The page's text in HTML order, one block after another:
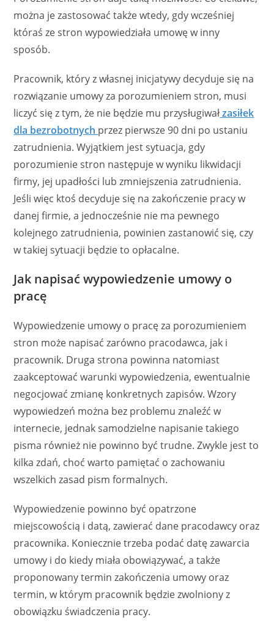
można je zastosować także wtedy, gdy wcześniej
któraś ze stron wypowiedziała umowę w inny
sposób.
Pracownik, który z własnej inicjatywy decyduje się na
rozwiązanie umowy za porozumieniem stron, musi
liczyć się z tym, że nie będzie mu przysługiwałzasiłek
dla bezrobotnych przez pierwsze 90 dni po ustaniu
zatrudnienia. Wyjątkiem jest sytuacja, gdy
porozumienie stron następuje w wyniku likwidacji
firmy, jej upadłości lub zmniejszenia zatrudnienia.
Jeśli więc ktoś decyduje się na zakończenie pracy w
danej firmie, a jednocześnie nie ma pewnego
kolejnego zatrudnienia, powinien zastanowić się, czy
w takiej sytuacji będzie to opłacalne.
Jak napisać wypowiedzenie umowy o
pracę
Wypowiedzenie umowy o pracę za porozumieniem
stron może napisać zarówno pracodawca, jak i
pracownik. Druga strona powinna natomiast
zaakceptować warunki wypowiedzenia, ewentualnie
negocjować zmianę konkretnych zapisów. Wzory
wypowiedzeń można bez problemu znaleźć w
internecie, jednak samodzielne napisanie takiego
pisma również nie powinno być trudne. Zwykle jest to
kilka zdań, choć warto pamiętać o zachowaniu
wszelkich zasad pism formalnych.
Wypowiedzenie powinno być opatrzone
miejscowością i datą, zawierać dane pracodawcy oraz
pracownika. Koniecznie trzeba podać datę zawarcia
umowy i do kiedy miała obowiązywać, a także
proponowany termin zakończenia umowy oraz
termin, w którym pracownik będzie zwolniony z
obowiązku świadczenia pracy.